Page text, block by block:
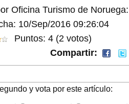
Oficina Turismo de Noruega:
10/Sep/2016 09:26:04
Puntos: 4 (2 votos)
Compartir:
y vota por este artículo: